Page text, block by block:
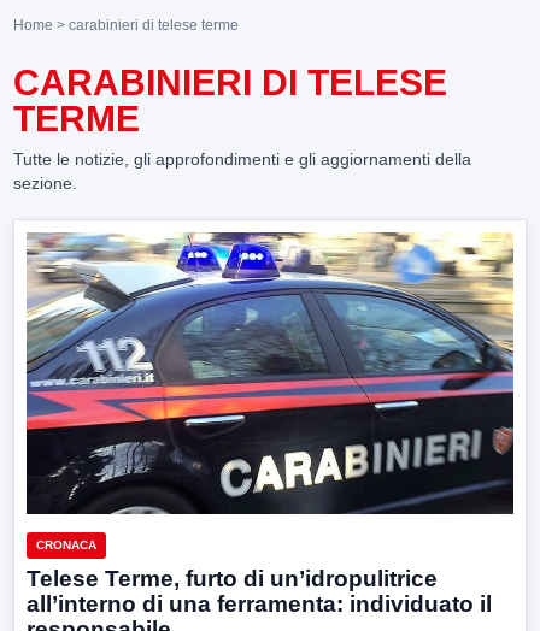
Home > carabinieri di telese terme
CARABINIERI DI TELESE
TERME
Tutte le notizie, gli approfondimenti e gli aggiornamenti della
sezione.
CRONACA
Telese Terme, furto di un’idropulitrice
all’interno di una ferramenta: individuato il